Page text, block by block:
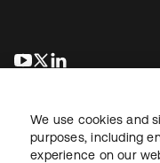
新しいタブで開く
新しいタブで開く
We use cookies and
purposes, including
experience on our